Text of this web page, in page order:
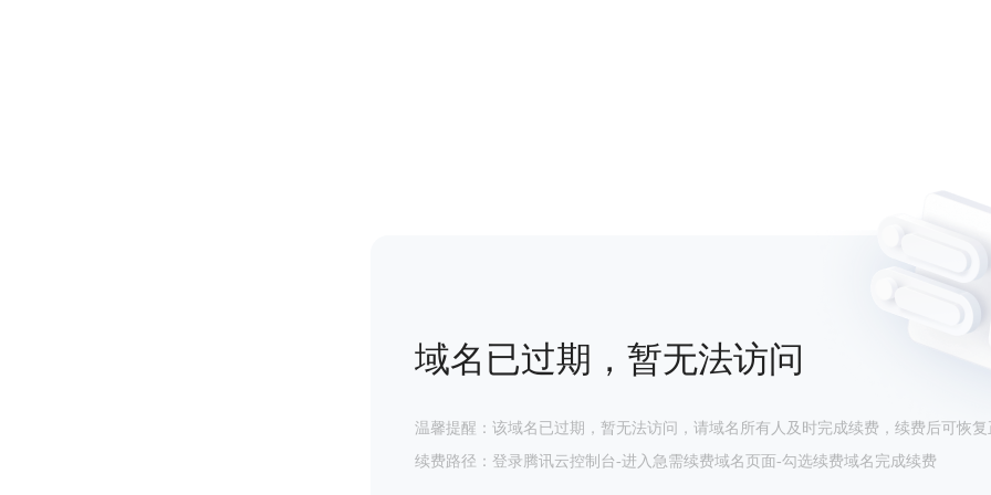
域名已过期，暂无法访问
温馨提醒：该域名已过期，暂无法访问，请域名所有人及时完成续费，续费后可恢复
续费路径：登录腾讯云控制台-进入急需续费域名页面-勾选续费域名完成续费